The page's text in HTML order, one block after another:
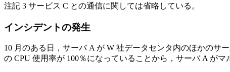
注記 3 サービス C との通信に関しては省略している。
インシデントの発生
10 月のある日，サーバ A が W 社データセンタ内のほかのサ
の CPU 使用率が 100％になっていることから，サーバ A がマ